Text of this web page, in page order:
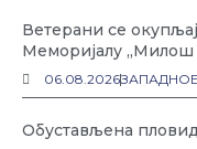
Ветерани се
Меморијалу „Милош
06.08.2026
Обустављена